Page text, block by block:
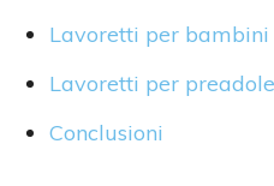
Lavoretti per
Lavoretti per
Conclusioni